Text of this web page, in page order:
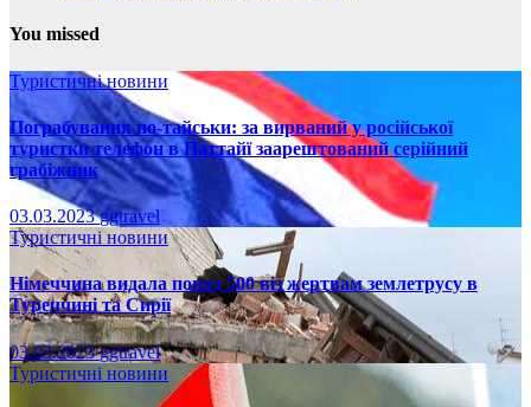
You missed
Туристичні новини
Пограбування по-тайськи: за вирваний у російської
туристки телефон в Паттайї заарештований серійний
грабіжник
03.03.2023ggtravel
Туристичні новини
Німеччина видала понад 500 віз жертвам землетрусу в
Туреччині та Сирії
03.03.2023ggtravel
Туристичні новини